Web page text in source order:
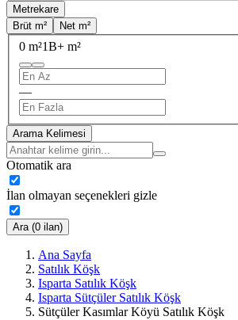
Metrekare
Brüt m²
Net m²
0 m²1B+ m²
—
Arama Kelimesi
Otomatik ara
İlan olmayan seçenekleri gizle
Ara (0 ilan)
Ana Sayfa
Satılık Köşk
Isparta Satılık Köşk
Isparta Sütçüler Satılık Köşk
Sütçüler Kasımlar Köyü Satılık Köşk